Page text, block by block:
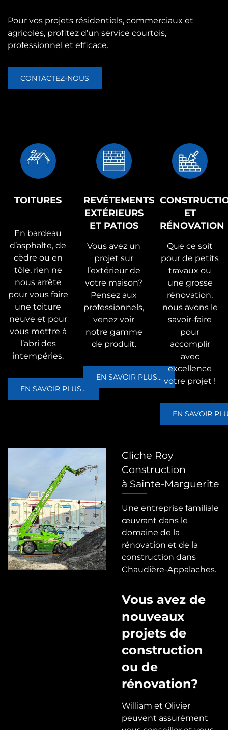
Pour vos projets résidentiels, commerciaux et
agricoles, profitez d’un service courtois,
professionnel et efficace.
CONTACTEZ-NOUS
TOITURES
En bardeau
d’asphalte, de
cèdre ou en
tôle, rien ne
nous arrête
pour vous faire
une toiture
neuve et pour
vous mettre à
l’abri des
intempéries.
EN SAVOIR PLUS...
REVÊTEMENTS
EXTÉRIEURS
ET PATIOS
Vous avez un
projet sur
l’extérieur de
votre maison?
Pensez aux
professionnels,
venez voir
notre gamme
de produit.
EN SAVOIR PLUS...
ET
RÉNOVATION
Que ce soit
pour de petits
travaux ou
une grosse
rénovation,
nous avons le
savoir-faire
pour
accomplir
avec
excellence
votre projet !
EN SAVOIR
Cliche Roy
Construction
à Sainte-Marguerite
Une entreprise familiale
œuvrant dans le
domaine de la
rénovation et de la
construction dans
Chaudière-Appalaches.
Vous avez de
nouveaux
projets de
construction
ou de
rénovation?
William et Olivier
peuvent assurément